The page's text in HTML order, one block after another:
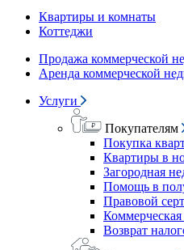
Квартиры и комнаты
Коттеджи
Продажа коммерческой
Аренда коммерческой
Услуги
Покупателям
Покупка
Квартиры в
Загородная
Помощь в
Правовой
Возврат